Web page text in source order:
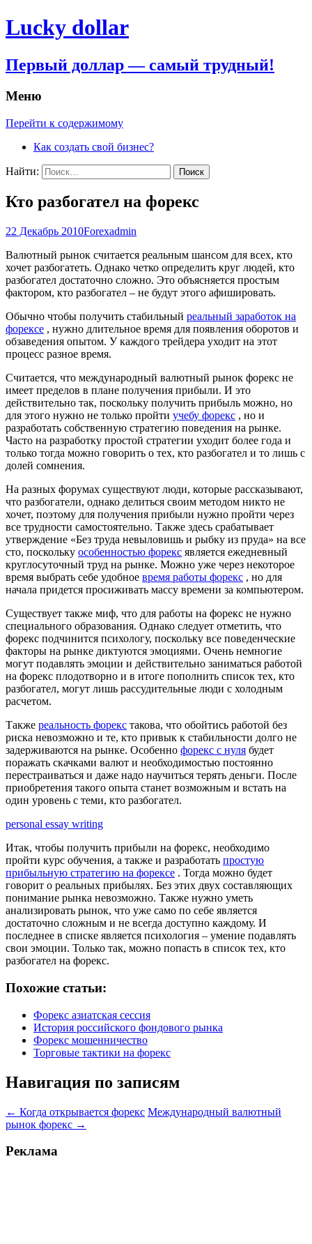
Lucky dollar
Первый доллар — самый трудный!
Меню
Перейти к содержимому
Как создать свой бизнес?
Найти:
Кто разбогател на форекс
22 Декабрь 2010Forexadmin
Валютный рынок считается реальным шансом для всех, кто
хочет разбогатеть. Однако четко определить круг людей, кто
разбогател достаточно сложно. Это объясняется простым
фактором, кто разбогател – не будут этого афишировать.
Обычно чтобы получить стабильный реальный заработок на
форексе , нужно длительное время для появления оборотов и
обзаведения опытом. У каждого трейдера уходит на этот
процесс разное время.
Считается, что международный валютный рынок форекс не
имеет пределов в плане получения прибыли. И это
действительно так, поскольку получить прибыль можно, но
для этого нужно не только пройти учебу форекс , но и
разработать собственную стратегию поведения на рынке.
Часто на разработку простой стратегии уходит более года и
только тогда можно говорить о тех, кто разбогател и то лишь с
долей сомнения.
На разных форумах существуют люди, которые рассказывают,
что разбогатели, однако делиться своим методом никто не
хочет, поэтому для получения прибыли нужно пройти через
все трудности самостоятельно. Также здесь срабатывает
утверждение «Без труда невыловишь и рыбку из пруда» на все
сто, поскольку особенностью форекс является ежедневный
круглосуточный труд на рынке. Можно уже через некоторое
время выбрать себе удобное время работы форекс , но для
начала придется просиживать массу времени за компьютером.
Существует также миф, что для работы на форекс не нужно
специального образования. Однако следует отметить, что
форекс подчинится психологу, поскольку все поведенческие
факторы на рынке диктуются эмоциями. Очень немногие
могут подавлять эмоции и действительно заниматься работой
на форекс плодотворно и в итоге пополнить список тех, кто
разбогател, могут лишь рассудительные люди с холодным
расчетом.
Также реальность форекс такова, что обойтись работой без
риска невозможно и те, кто привык к стабильности долго не
задерживаются на рынке. Особенно форекс с нуля будет
поражать скачками валют и необходимостью постоянно
перестраиваться и даже надо научиться терять деньги. После
приобретения такого опыта станет возможным и встать на
один уровень с теми, кто разбогател.
personal essay writing
Итак, чтобы получить прибыли на форекс, необходимо
пройти курс обучения, а также и разработать простую
прибыльную стратегию на форексе . Тогда можно будет
говорит о реальных прибылях. Без этих двух составляющих
понимание рынка невозможно. Также нужно уметь
анализировать рынок, что уже само по себе является
достаточно сложным и не всегда доступно каждому. И
последнее в списке является психология – умение подавлять
свои эмоции. Только так, можно попасть в список тех, кто
разбогател на форекс.
Похожие статьи:
Форекс азиатская сессия
История российского фондового рынка
Форекс мошенничество
Торговые тактики на форекс
Навигация по записям
← Когда открывается форекс Международный валютный
рынок форекс →
Реклама